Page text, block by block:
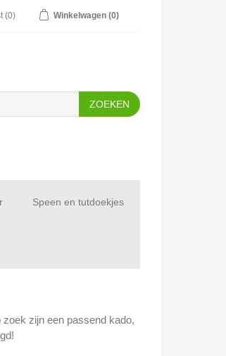
(0) Winkelwagen (0)
Speen en tutdoekjes
zijn een passend kado,